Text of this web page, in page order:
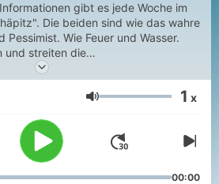
gibt es jede Woche im
Die beiden sind wie das wahre
Pessimist. Wie Feuer und Wasser.
und streiten die
Börsen-Experten Dietmar Deffner
die aktuellen Themen rund um
Märkte und Unternehmen. Dabei geht
Wer mitreden will, muss ihnen
investieren will, sollte das
sucht, kommt an diesem
neu. Und
Glasnost 1 x
00:00